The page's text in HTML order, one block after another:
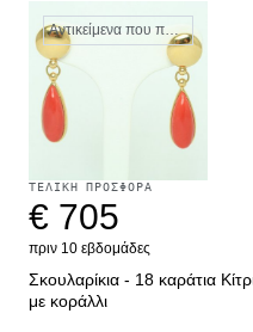
Αντικείμενα που πωλήθηκαν
ΤΕΛΙΚΉ ΠΡΟΣΦΟΡΆ
€ 705
πριν 10 εβδομάδες
Σκουλαρίκια - 18 καράτια
με κοράλλι